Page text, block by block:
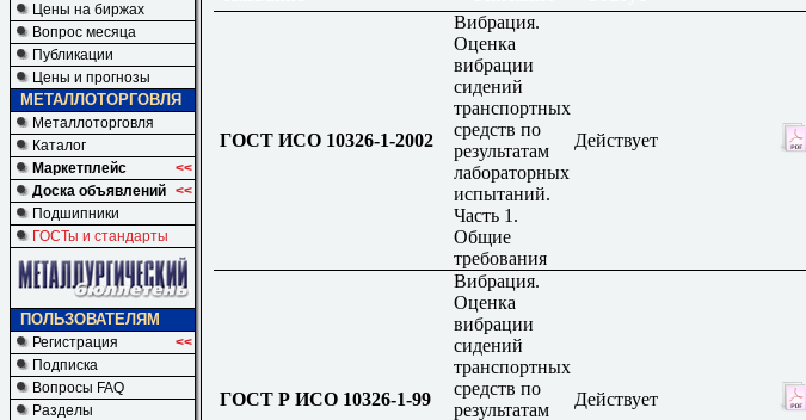
Цены на биржах
Вопрос месяца
Публикации
Цены и прогнозы
МЕТАЛЛОТОРГОВЛЯ
Металлоторговля
Каталог
Маркетплейс
<<
Доска объявлений <<
Подшипники
ГОСТы и стандарты
ПОЛЬЗОВАТЕЛЯМ
Регистрация
<<
Подписка
Вопросы FAQ
Разделы
ГОСТ ИСО 10326-1-2002
Вибрация.
Оценка
вибрации
сидений
транспортных
средств по
результатам
лабораторных
испытаний.
Часть 1.
Общие
требования
Действует
ГОСТ Р ИСО 10326-1-99
Вибрация.
Оценка
вибрации
сидений
транспортных
средств по
результатам
Действует